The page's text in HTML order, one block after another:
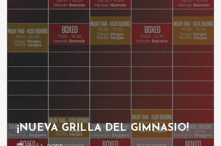
¡NUEVA GRILLA DEL GIMNASIO!